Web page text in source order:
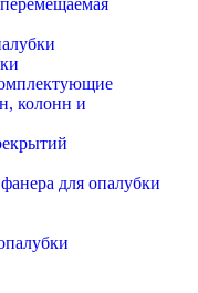
колонн и
для опалубки